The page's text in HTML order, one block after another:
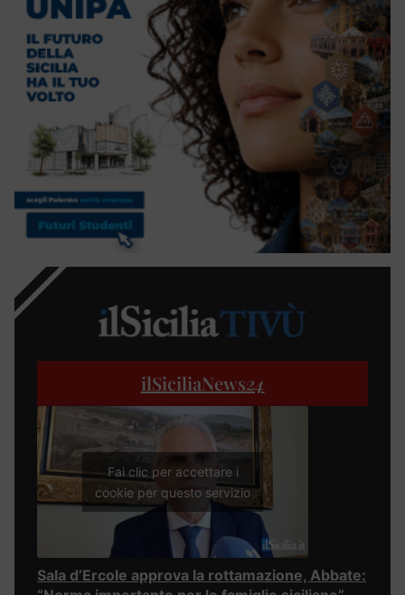
ilSiciliaNews24
Fai clic per accettare i
cookie per questo servizio
Sala d’Ercole approva la rottamazione, Abbate: